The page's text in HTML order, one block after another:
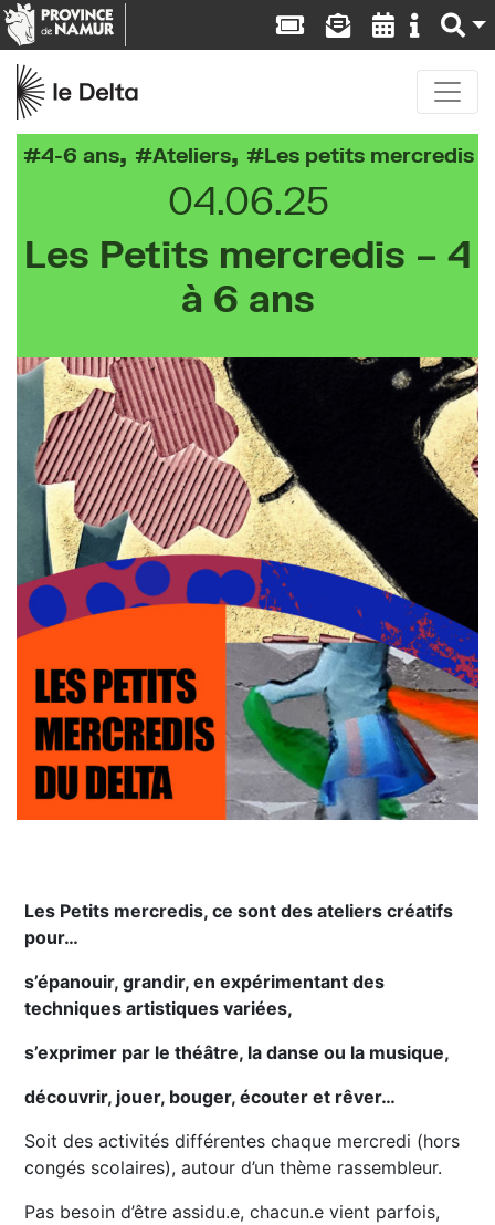
4-6 ans, Ateliers, Les petits mercredis
04.06.25
Les Petits mercredis – 4
à 6 ans
Les Petits mercredis, ce sont des ateliers créatifs
pour…
s’épanouir, grandir, en expérimentant des
techniques artistiques variées,
s’exprimer par le théâtre, la danse ou la musique,
découvrir, jouer, bouger, écouter et rêver…
Soit des activités différentes chaque mercredi (hors
congés scolaires), autour d’un thème rassembleur.
Pas besoin d’être assidu.e, chacun.e vient parfois,